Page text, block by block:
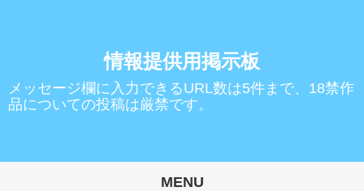
情報提供用掲示板
メッセージ欄に入力できるURL数は5件まで、18禁作
品についての投稿は厳禁です。
MENU